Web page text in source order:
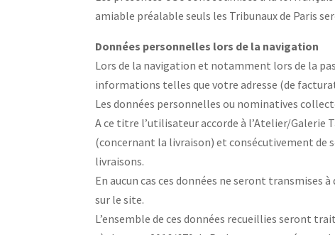
amiable préalable seuls les Tribunaux de Paris
Données personnelles lors de la navigation
Lors de la navigation et notamment lors de la
informations telles que votre adresse (de
Les données personnelles ou nominatives
A ce titre l’utilisateur accorde à l’Atelier/
(concernant la livraison) et consécutivement de
livraisons.
En aucun cas ces données ne seront transmises
sur le site.
L’ensemble de ces données recueillies seront